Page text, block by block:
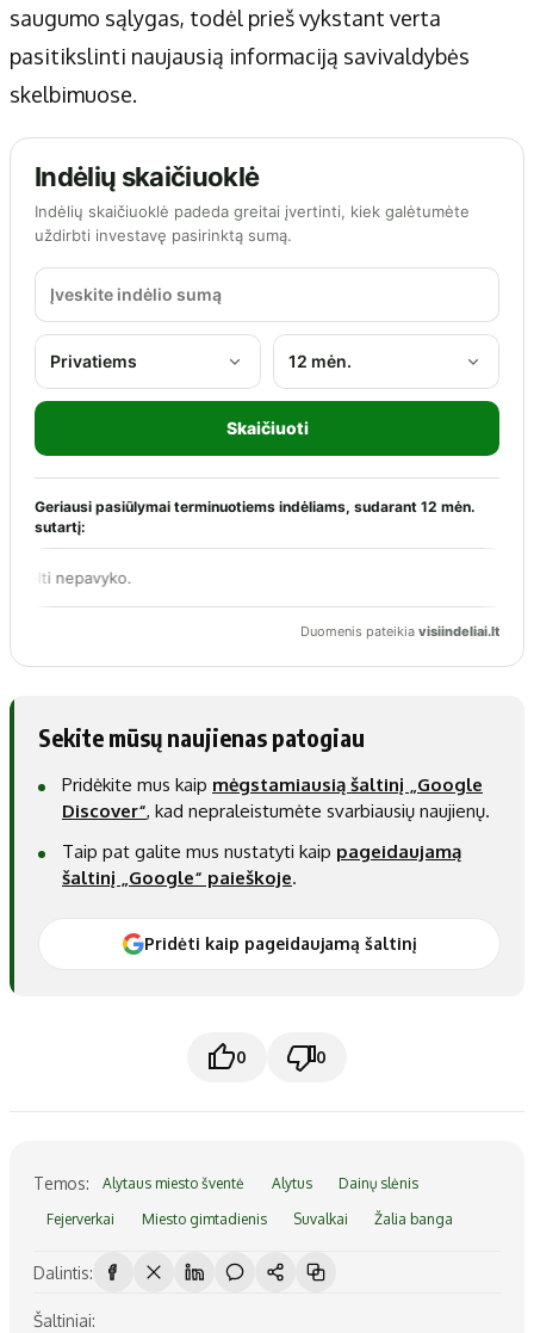
saugumo sąlygas, todėl prieš vykstant verta
pasitikslinti naujausią informaciją savivaldybės
skelbimuose.
Sekite mūsų naujienas patogiau
Pridėkite mus kaip mėgstamiausią šaltinį „Google
Discover“, kad nepraleistumėte svarbiausių naujienų.
Taip pat galite mus nustatyti kaip pageidaujamą
šaltinį „Google“ paieškoje.
Pridėti kaip pageidaujamą šaltinį
0 0
Temos: Alytaus miesto šventė Alytus Dainų slėnis
Fejerverkai Miesto gimtadienis Suvalkai Žalia banga
Dalintis:
Šaltiniai: